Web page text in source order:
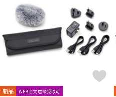
新品 WEB注文店頭受取可